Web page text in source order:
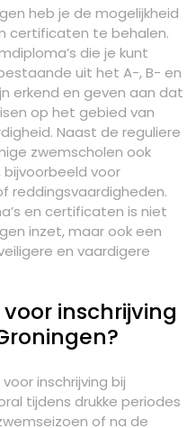
heb je de mogelijkheid
certificaten te behalen.
die je kunt
uit het A-, B- en
erkend en geven aan dat
op het gebied van
Naast de reguliere
zwemscholen ook
voor
reddingsvaardigheden.
en certificaten is niet
inzet, maar ook een
en vaardigere
inschrijving
inschrijving bij
tijdens drukke periodes
of na de